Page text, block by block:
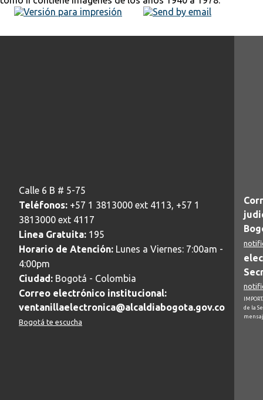
Calle 6 B # 5-75
Teléfonos: +57 1 3813000 ext 4113, +57 1
3813000 ext 4117
Linea Gratuita: 195
Horario de Atención: Lunes a Viernes: 7:00am -
4:00pm
Ciudad: Bogotá - Colombia
Correo electrónico institucional:
ventanillaelectronica@alcaldiabogota.gov.co
Bogotá te escucha
de la